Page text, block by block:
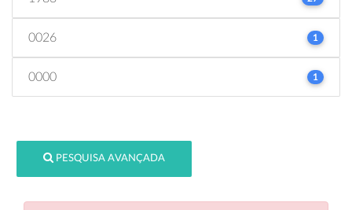
0026 1
0000 1
PESQUISA AVANÇADA